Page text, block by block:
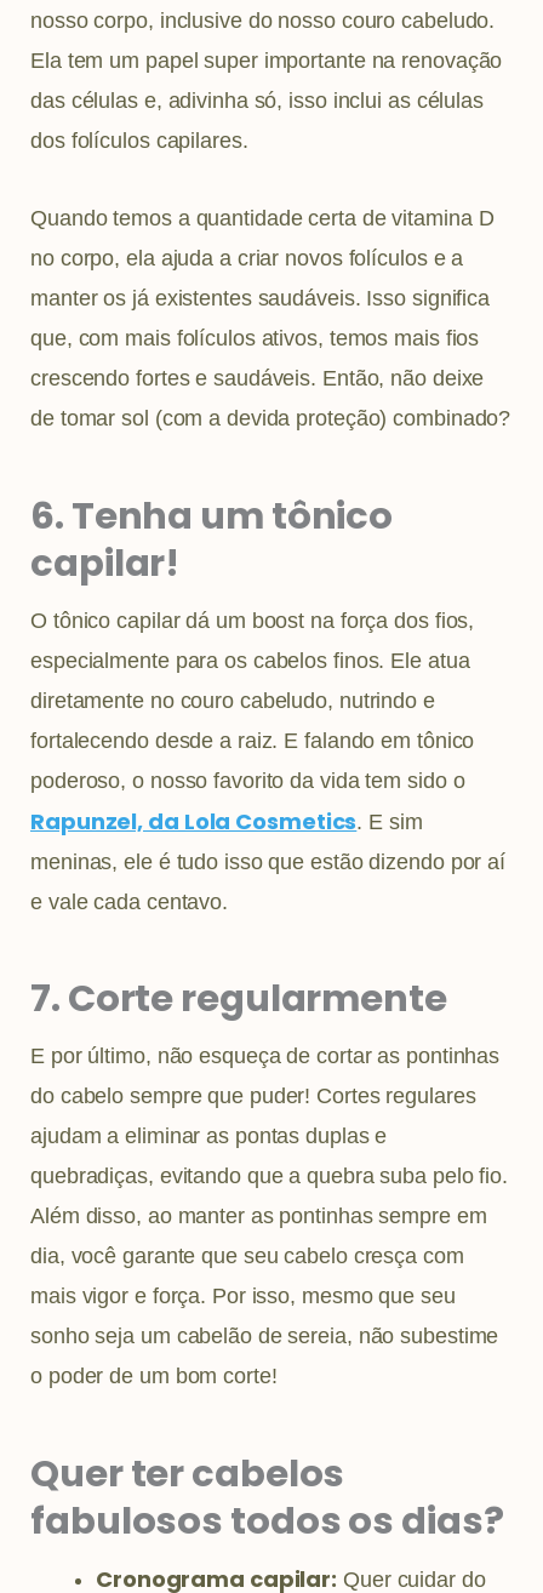
nosso corpo, inclusive do nosso couro cabeludo.
Ela tem um papel super importante na renovação
das células e, adivinha só, isso inclui as células
dos folículos capilares.
Quando temos a quantidade certa de vitamina D
no corpo, ela ajuda a criar novos folículos e a
manter os já existentes saudáveis. Isso significa
que, com mais folículos ativos, temos mais fios
crescendo fortes e saudáveis. Então, não deixe
de tomar sol (com a devida proteção) combinado?
6. Tenha um tônico
capilar!
O tônico capilar dá um boost na força dos fios,
especialmente para os cabelos finos. Ele atua
diretamente no couro cabeludo, nutrindo e
fortalecendo desde a raiz. E falando em tônico
poderoso, o nosso favorito da vida tem sido o
Rapunzel, da Lola Cosmetics. E sim
meninas, ele é tudo isso que estão dizendo por aí
e vale cada centavo.
7. Corte regularmente
E por último, não esqueça de cortar as pontinhas
do cabelo sempre que puder! Cortes regulares
ajudam a eliminar as pontas duplas e
quebradiças, evitando que a quebra suba pelo fio.
Além disso, ao manter as pontinhas sempre em
dia, você garante que seu cabelo cresça com
mais vigor e força. Por isso, mesmo que seu
sonho seja um cabelão de sereia, não subestime
o poder de um bom corte!
Quer ter cabelos
fabulosos todos os dias?
Cronograma capilar: Quer cuidar do